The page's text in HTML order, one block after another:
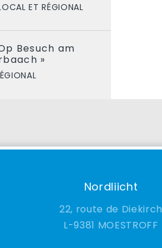
ET RÉGIONAL
Besuch am
»
Nordliicht
22, route de Diekirch
9381 MOESTROFF